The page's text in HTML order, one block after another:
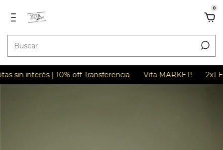
0
interés | 10% off Transferencia Vita MARKET! 2x1 EN